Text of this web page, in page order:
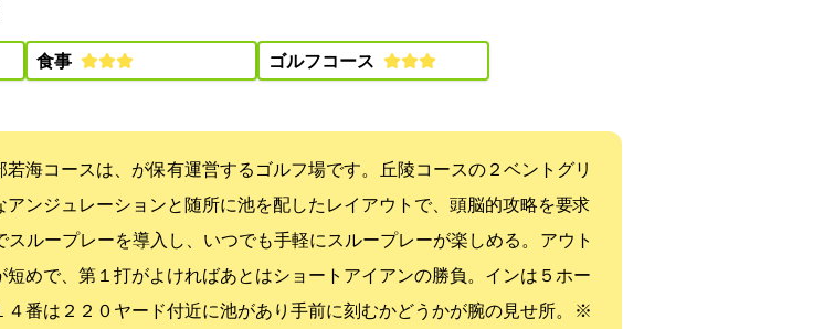
食事: ゴルフコース:
海コースは、PGMが保有運営するゴルフ場です。 丘陵コースの２ベントグリ
アンジュレーションと随所に池を配したレイアウトで、頭脳的攻略を要求
スループレーを導入し、いつでも手軽にスループレーが楽しめる。 アウト
短めで、第１打がよければあとはショートアイアンの勝負。インは５ホー
４番は２２０ヤード付近に池があり手前に刻むかどうかが腕の見せ所。 ※